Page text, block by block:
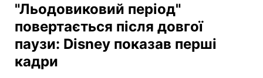
"Льодовиковий період"
повертається після довгої
паузи: Disney показав перші
кадри